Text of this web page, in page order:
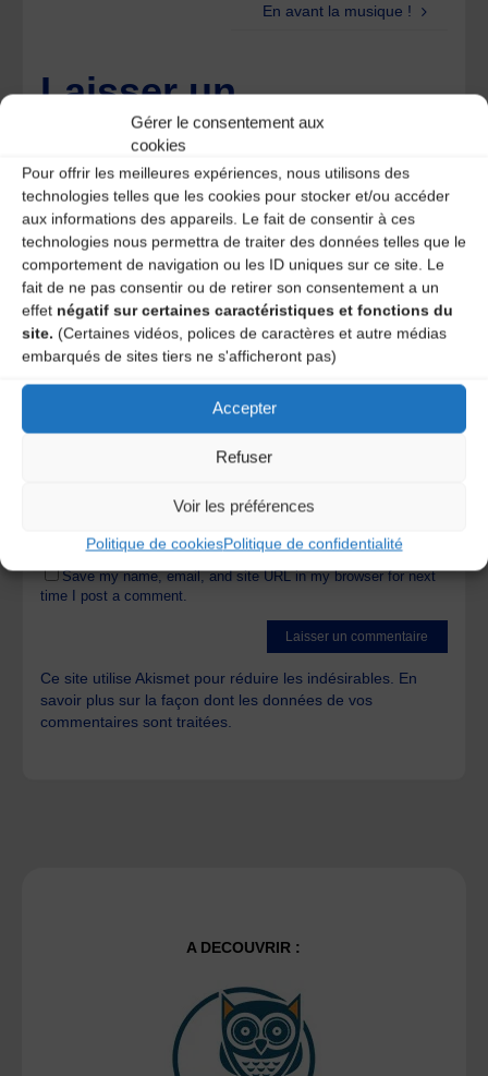
Gérer le consentement aux
cookies
Pour offrir les meilleures expériences, nous utilisons des
technologies telles que les cookies pour stocker et/ou accéder
aux informations des appareils. Le fait de consentir à ces
technologies nous permettra de traiter des données telles que le
comportement de navigation ou les ID uniques sur ce site. Le
fait de ne pas consentir ou de retirer son consentement a un
effet négatif sur certaines caractéristiques et fonctions du
site. (Certaines vidéos, polices de caractères et autre médias
embarqués de sites tiers ne s'afficheront pas)
Accepter
Refuser
Voir les préférences
Politique de cookiesPolitique de confidentialité
En avant la musique !
Laisser un
commentaire
Votre adresse e-mail ne sera pas publiée.
Les champs
obligatoires sont indiqués avec
Save my name, email, and site URL in my browser for next
time I post a comment.
Ce site utilise Akismet pour réduire les indésirables. En
savoir plus sur la façon dont les données de vos
commentaires sont traitées
A DECOUVRIR :